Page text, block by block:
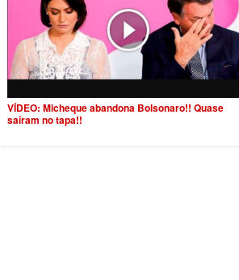
VÍDEO: Micheque abandona Bolsonaro!! Quase
saíram no tapa!!